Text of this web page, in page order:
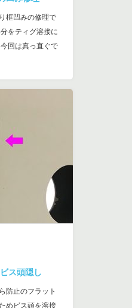
框凹みの修理で
をティグ溶接に
回は真っ直ぐで
ス頭隠し
防止のフラット
めビス頭を溶接